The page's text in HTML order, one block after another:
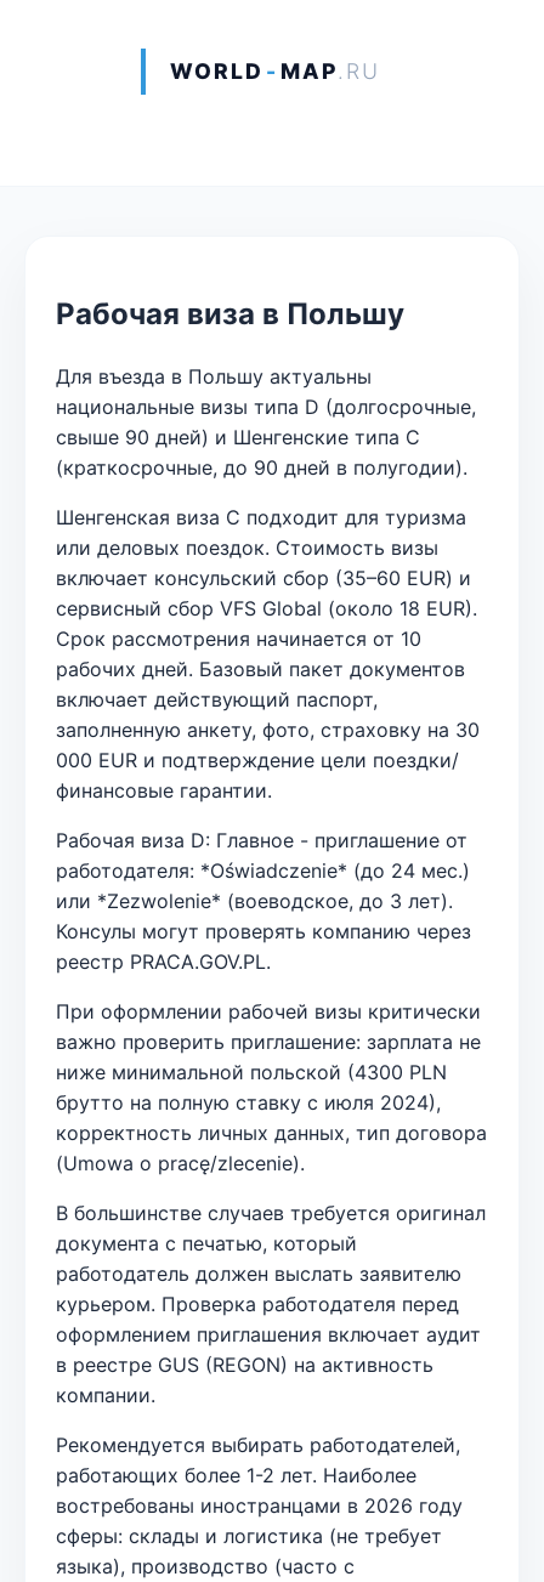
WORLD - MAP.RU
Рабочая виза в Польшу
Для въезда в Польшу актуальны
национальные визы типа D (долгосрочные,
свыше 90 дней) и Шенгенские типа C
(краткосрочные, до 90 дней в полугодии).
Шенгенская виза С подходит для туризма
или деловых поездок. Стоимость визы
включает консульский сбор (35–60 EUR) и
сервисный сбор VFS Global (около 18 EUR).
Срок рассмотрения начинается от 10
рабочих дней. Базовый пакет документов
включает действующий паспорт,
заполненную анкету, фото, страховку на 30
000 EUR и подтверждение цели поездки/
финансовые гарантии.
Рабочая виза D: Главное - приглашение от
работодателя: *Oświadczenie* (до 24 мес.)
или *Zezwolenie* (воеводское, до 3 лет).
Консулы могут проверять компанию через
реестр PRACA.GOV.PL.
При оформлении рабочей визы критически
важно проверить приглашение: зарплата не
ниже минимальной польской (4300 PLN
брутто на полную ставку с июля 2024),
корректность личных данных, тип договора
(Umowa o pracę/zlecenie).
В большинстве случаев требуется оригинал
документа с печатью, который
работодатель должен выслать заявителю
курьером. Проверка работодателя перед
оформлением приглашения включает аудит
в реестре GUS (REGON) на активность
компании.
Рекомендуется выбирать работодателей,
работающих более 1-2 лет. Наиболее
востребованы иностранцами в 2026 году
сферы: склады и логистика (не требует
языка), производство (часто с